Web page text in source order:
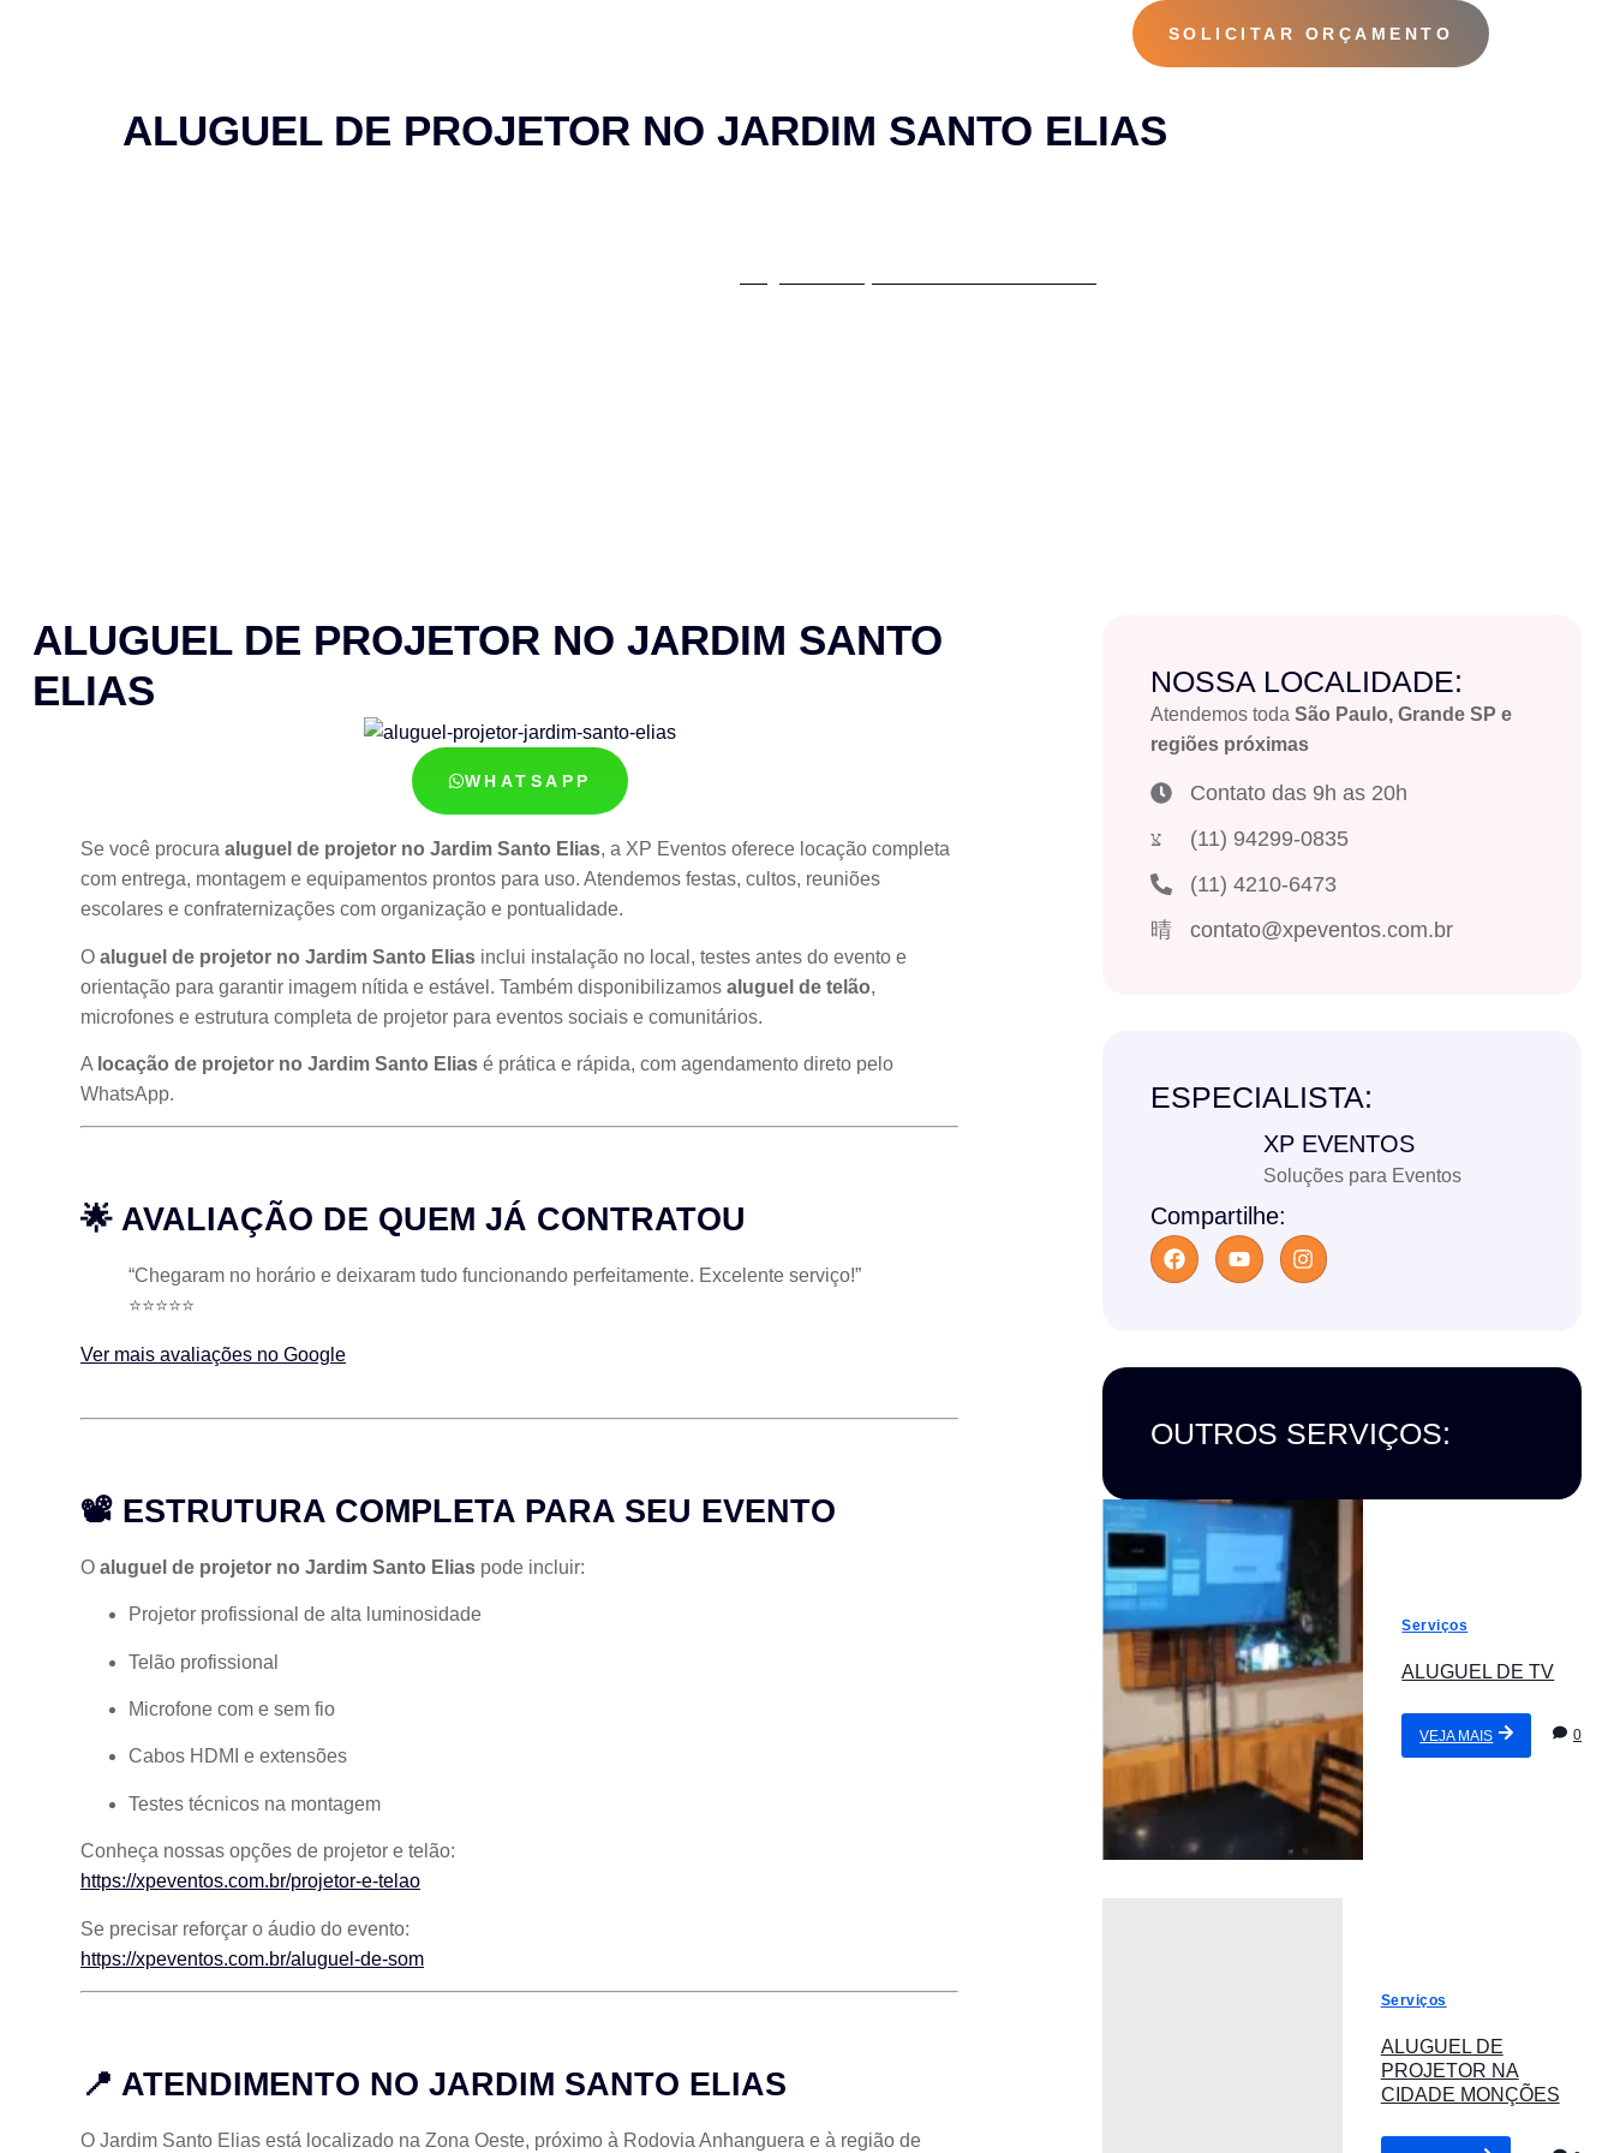
FAQ
SOLICITAR ORÇAMENTO
ALUGUEL DE PROJETOR NO JARDIM SANTO ELIAS
ALUGUEL DE PROJETOR NO JARDIM SANTO
ELIAS
WHATSAPP
Se você procura aluguel de projetor no Jardim Santo Elias, a XP Eventos oferece locação completa
com entrega, montagem e equipamentos prontos para uso. Atendemos festas, cultos, reuniões
escolares e confraternizações com organização e pontualidade.
O aluguel de projetor no Jardim Santo Elias inclui instalação no local, testes antes do evento e
orientação para garantir imagem nítida e estável. Também disponibilizamos aluguel de telão,
microfones e estrutura completa de projetor para eventos sociais e comunitários.
A locação de projetor no Jardim Santo Elias é prática e rápida, com agendamento direto pelo
WhatsApp.
🌟 AVALIAÇÃO DE QUEM JÁ CONTRATOU
“Chegaram no horário e deixaram tudo funcionando perfeitamente. Excelente serviço!”
⭐⭐⭐⭐⭐
Ver mais avaliações no Google
📽 ESTRUTURA COMPLETA PARA SEU EVENTO
O aluguel de projetor no Jardim Santo Elias pode incluir:
Projetor profissional de alta luminosidade
Telão profissional
Microfone com e sem fio
Cabos HDMI e extensões
Testes técnicos na montagem
Conheça nossas opções de projetor e telão:
https://xpeventos.com.br/projetor-e-telao
Se precisar reforçar o áudio do evento:
https://xpeventos.com.br/aluguel-de-som
📍 ATENDIMENTO NO JARDIM SANTO ELIAS
O Jardim Santo Elias está localizado na Zona Oeste, próximo à Rodovia Anhanguera e à região de
NOSSA LOCALIDADE:
Atendemos todaSão Paulo, Grande SP e
regiões próximas
Contato das 9h as 20h
(11) 94299-0835
(11) 4210-6473
contato@xpeventos.com.br
ESPECIALISTA:
XP EVENTOS
Soluções para Eventos
Compartilhe:
OUTROS SERVIÇOS:
Serviços
ALUGUEL DE TV
VEJA MAIS 0
Serviços
ALUGUEL DE
PROJETOR NA
CIDADE MONÇÕES